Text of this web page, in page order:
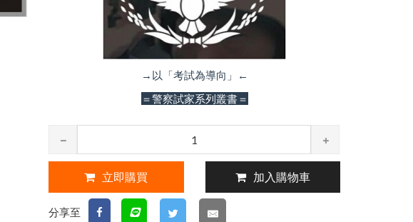
→以「考試為導向」←
＝警察試家系列叢書＝
立即購買 加入購物車
分享至